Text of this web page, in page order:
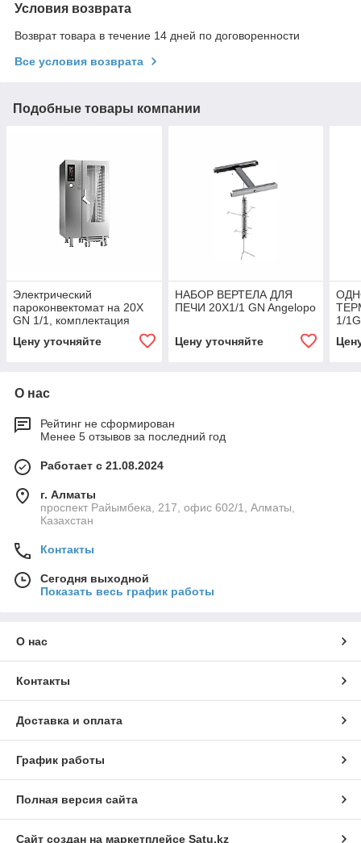
Условия возврата
Возврат товара в течение 14 дней по договоренности
Все условия возврата
Подобные товары компании
Электрический
пароконвектомат на 20X
GN 1/1, комплектация
Цену уточняйте
НАБОР ВЕРТЕЛА ДЛЯ
ПЕЧИ 20X1/1 GN Angelopo
Цену уточняйте
1/
О нас
Рейтинг не сформирован
Менее 5 отзывов за последний год
Работает с 21.08.2024
г. Алматы
проспект Райымбека, 217, офис 602/1, Алматы,
Казахстан
Контакты
Сегодня выходной
Показать весь график работы
О нас
Контакты
Доставка и оплата
График работы
Полная версия сайта
Сайт создан на маркетплейсе Satu.kz